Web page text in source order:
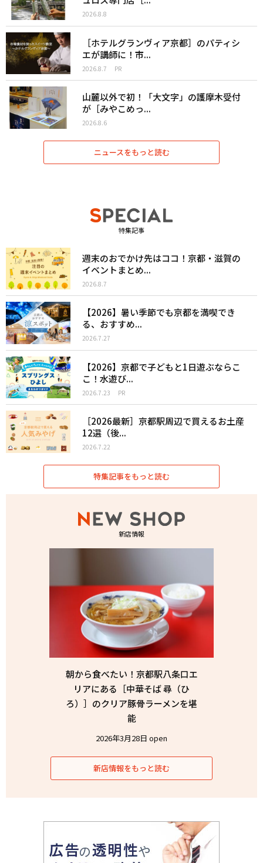
2026.8.8
［ホテルグランヴィア京都］のパティシ
エが講師に！市...
2026.8.7 PR
山麓以外で初！「大文字」の護摩木受付
が［みやこめっ...
2026.8.6
ニュースをもっと読む
特集記事
週末のおでかけ先はココ！京都・滋賀の
イベントまとめ...
2026.8.7
【2026】暑い季節でも京都を満喫でき
る、おすすめ...
2026.7.27
【2026】京都で子どもと1日遊ぶならこ
こ！水遊び...
2026.7.23 PR
［2026最新］京都駅周辺で買えるお土産
12選（後...
2026.7.22
特集記事をもっと読む
新店情報
朝から食べたい！京都駅八条口エ
リアにある［中華そば 尋（ひ
ろ）］のクリア豚骨ラーメンを堪
能
2026年3月28日 open
新店情報をもっと読む